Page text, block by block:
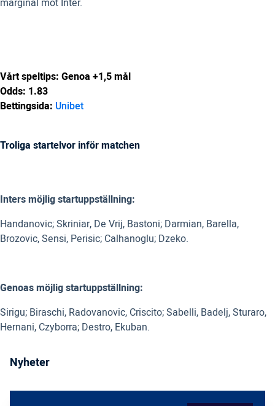
marginal mot Inter.
Vårt speltips: Genoa +1,5 mål
Odds: 1.83
Bettingsida: Unibet
Troliga startelvor inför matchen
Inters möjlig startuppställning:
Handanovic; Skriniar, De Vrij, Bastoni; Darmian, Barella,
Brozovic, Sensi, Perisic; Calhanoglu; Dzeko.
Genoas möjlig startuppställning:
Sirigu; Biraschi, Radovanovic, Criscito; Sabelli, Badelj, Sturaro,
Hernani, Czyborra; Destro, Ekuban.
Nyheter